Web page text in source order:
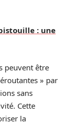
: une
peuvent être
» par
sans
Cette
la